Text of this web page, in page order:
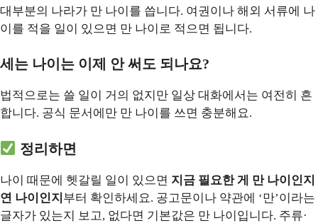
대부분의 나라가 만 나이를 씁니다. 여권이나 해외 서류에 나
이를 적을 일이 있으면 만 나이로 적으면 됩니다.
세는 나이는 이제 안 써도 되나요?
법적으로는 쓸 일이 거의 없지만 일상 대화에서는 여전히 흔
합니다. 공식 문서에만 만 나이를 쓰면 충분해요.
정리하면
나이 때문에 헷갈릴 일이 있으면 지금 필요한 게 만 나이인지
연 나이인지 부터 확인하세요. 공고문이나 약관에 ‘만’이라는
글자가 있는지 보고, 없다면 기본값은 만 나이입니다. 주류·